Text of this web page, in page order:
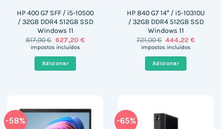
HP 400 G7 SFF / i5-10500
/ 32GB DDR4 512GB SSD
Windows 11
817,00€ O
preço
era:
817,00 €.
627,20 €O
impostos incluídos
Adicionar
HP 840 G7 14″ / i5-10310U
/ 32GB DDR4 512GB SSD
Windows 11
721,00€ O
preço
era:
721,00 €.
444,22€O
impostos incluídos
Adicionar
-58% -65%